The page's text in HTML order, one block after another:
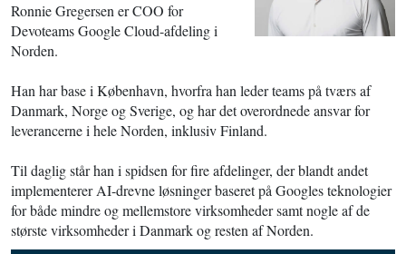
Ronnie Gregersen er COO for
Devoteams Google Cloud-afdeling i
Norden.
Han har base i København, hvorfra han leder teams på tværs af
Danmark, Norge og Sverige, og har det overordnede ansvar for
leverancerne i hele Norden, inklusiv Finland.
Til daglig står han i spidsen for fire afdelinger, der blandt andet
implementerer AI-drevne løsninger baseret på Googles teknologier
for både mindre og mellemstore virksomheder samt nogle af de
største virksomheder i Danmark og resten af Norden.